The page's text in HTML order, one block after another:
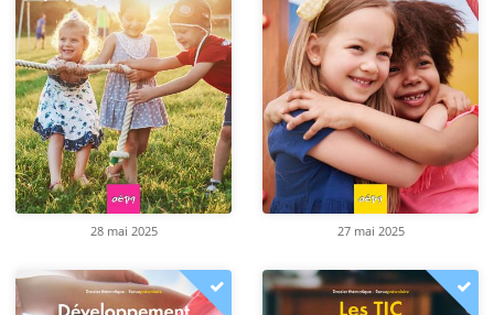
28 mai 2025 27 mai 2025